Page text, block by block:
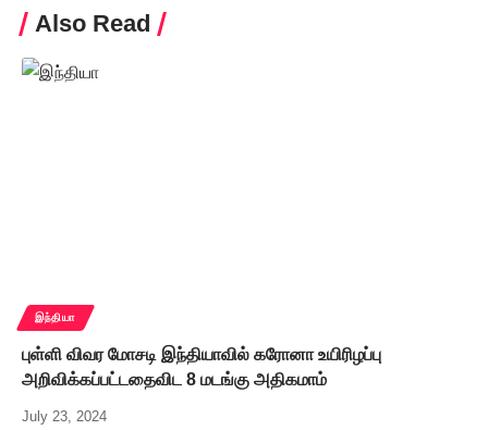
Also Read
இந்தியா
புள்ளி விவர மோசடி இந்தியாவில் கரோனா உயிரிழப்பு
அறிவிக்கப்பட்டதைவிட 8 மடங்கு அதிகமாம்
July 23, 2024